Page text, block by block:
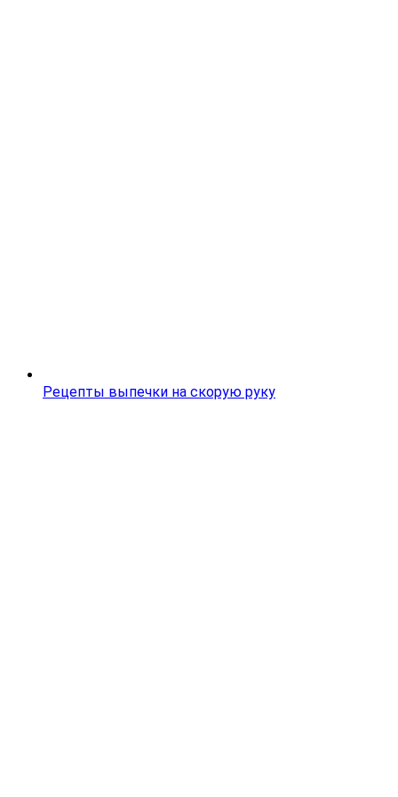
Рецепты выпечки на скорую руку